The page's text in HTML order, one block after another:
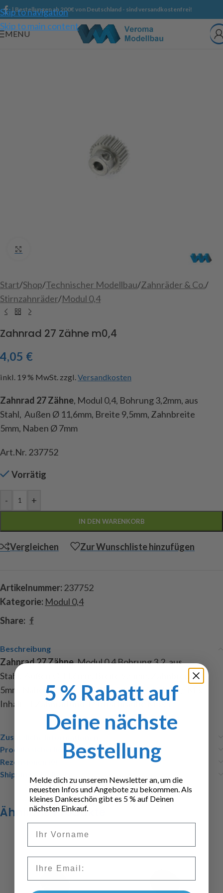
Skip to navigation
Skip to main content
| Bestellungen ab 200€ von Deutschland - sind versandkostenfrei!
MENU
Start/Shop/Technischer Modellbau/Zahnräder & Co./
Stirnzahnräder/Modul 0,4
Zahnrad 27 Zähne m0,4
4,05 €
inkl. 19 % MwSt. zzgl.Versandkosten
Zahnrad 27 Zähne, Modul 0,4, Bohrung 3,2mm, aus
Stahl, Außen Ø 11,6mm, Breite 9,5mm, Zahnbreite
5mm, Naben Ø 7mm
Art.Nr. 237752
Vorrätig
- +
IN DEN WARENKORB
Vergleichen Zur Wunschliste hinzufügen
Artikelnummer: 237752
Kategorie: Modul 0,4
Share:
Beschreibung
Zahnrad 27 Zähne, Modul 0,4 Bohrung 3,2, aus
Stahl, Außen Ø 11,6mm, Breite 9,5mm, Zahnbreite
5mm, Naben Ø 7mm, eine Befestigungsbohrung M3,
Inhalt : 1 Zahnrad und 1 Stiftschraube M3x3
Zusätzliche Informationen
Produktsicherheit
Rezensionen (0)
Shipping & Delivery
Ähnliche Produkte
5 % Rabatt auf
Deine nächste
Bestellung
Melde dich zu unserem Newsletter an, um die
neuesten Infos und Angebote zu bekommen. Als
kleines Dankeschön gibt es 5 % auf Deinen
nächsten Einkauf.